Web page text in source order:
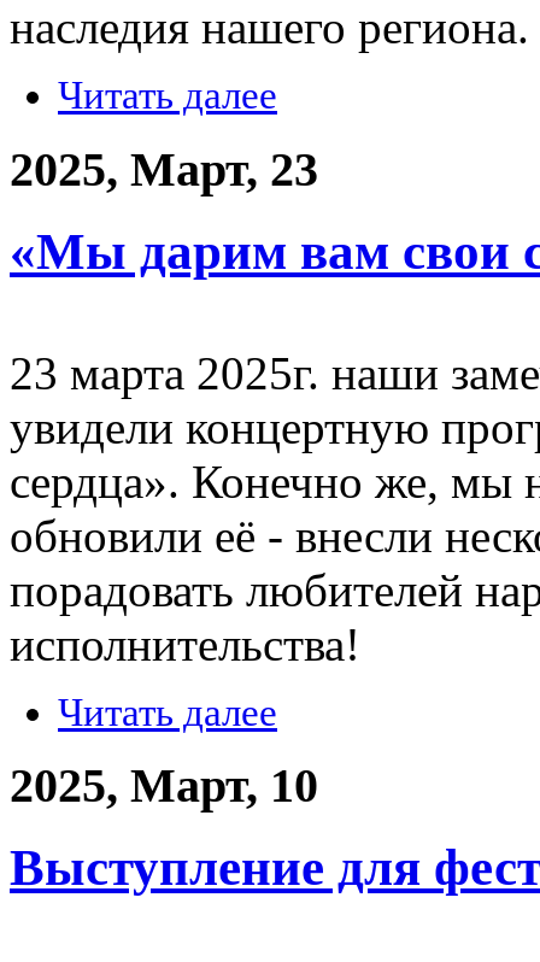
наследия нашего региона.
Читать далее
2025, Март, 23
«Мы дарим вам свои
23 марта 2025г. наши
увидели концертную
сердца». Конечно же, мы
обновили её - внесли
порадовать любителей
исполнительства!
Читать далее
2025, Март, 10
Выступление для